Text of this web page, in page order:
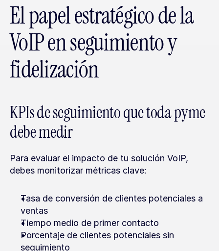
El papel estratégico de la
VoIP en seguimiento y
fidelización
KPIs de seguimiento que toda pyme
debe medir
Para evaluar el impacto de tu solución VoIP,
debes monitorizar métricas clave:
Tasa de conversión de clientes potenciales a
ventas
Tiempo medio de primer contacto
Porcentaje de clientes potenciales sin
seguimiento